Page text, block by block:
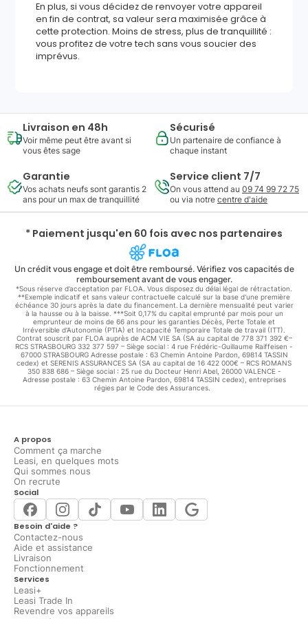
En plus, si vous décidez de renvoyer votre appareil
en fin de contrat, sa valeur sera maximisée grâce à
cette protection. Moins de stress, plus de tranquillité :
vous profitez de votre tech sans vous soucier des
imprévus.
Livraison en 48h
Voir même peut être avant si
vous êtes sage
Sécurisé
Un partenaire de confiance à
chaque instant
Garantie
Vos achats neufs sont garantis 2
ans pour un max de tranquillité
Service client 7/7
On vous attend au 09 74 99 72 75
ou via notre centre d'aide
* Paiement jusqu'en 60 fois avec nos partenaires
Un crédit vous engage et doit être remboursé. Vérifiez vos capacités de
remboursement avant de vous engager.
*Sous réserve d’acceptation par FLOA. Vous disposez du délai légal de rétractation.
**Exemple indicatif et sans valeur contractuelle calculé sur la base d'une première
échéance 30 jours après la date du financement. La dernière mensualité peut varier
à la hausse ou à la baisse. ***Soit 0,17% du capital emprunté par mois pour un
emprunteur de moins de 66 ans pour les garanties Décès, Perte Totale et
Irréversible d'Autonomie (PTIA) et Incapacité Temporaire Totale de travail (ITT).
Contrat souscrit par FLOA auprès de ACM VIE SA (SA au capital de 778 371 392 €–
RCS STRASBOURG 332 377 597 – Siège social : 4 rue Frédéric-Guillaume Raiffeisen -
67000 STRASBOURG Adresse postale : 63 Chemin Antoine Pardon, 69814 TASSIN
cedex) et SERENIS ASSURANCES SA (SA au capital de 16 422 000€ – RCS ROMANS
350 838 686 – Siège social : 25 rue du Docteur Henri Abel, 26000 VALENCE -
Adresse postale : 63 Chemin Antoine Pardon, 69814 TASSIN cedex), entreprises
régies par le Code des Assurances.
A propos
Comment ça marche
Leasi, en quelques mots
Qui sommes nous
On recrute
Social
Besoin d'aide ?
Contactez-nous
Aide et assistance
Livraison
Fonctionnement
Services
Leasi+
Leasi Trade In
Revendre vos appareils